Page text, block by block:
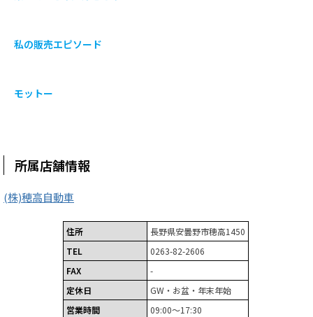
私の販売エピソード
モットー
所属店舗情報
(株)穂高自動車
住所
長野県安曇野市穂高1450
TEL
0263-82-2606
FAX
-
定休日
GW・お盆・年末年始
営業時間
09:00～17:30